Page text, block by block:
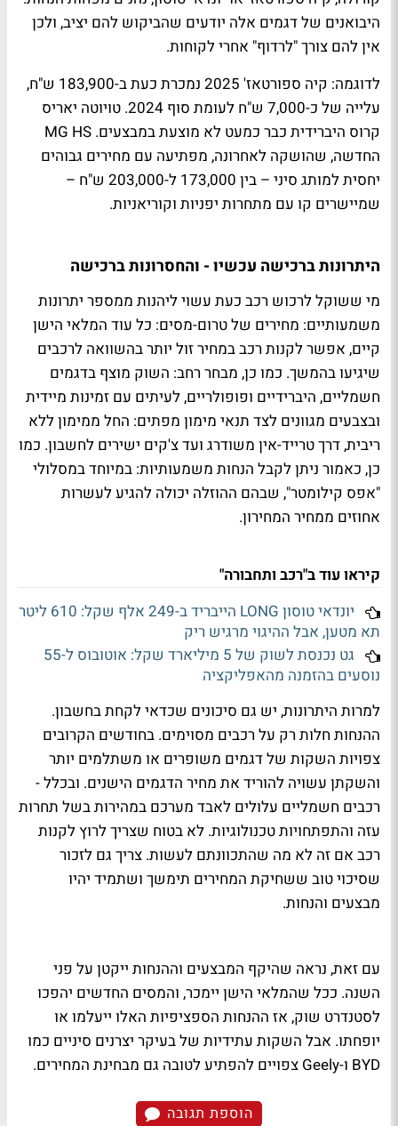
היבואנים של דגמים אלה יודעים שהביקוש להם יציב, ולכן
אין להם צורך "לרדוף" אחרי לקוחות.
לדוגמה: קיה ספורטאז' 2025 נמכרת כעת ב-183,900 ש"ח,
עלייה של כ-7,000 ש"ח לעומת סוף 2024. טויוטה יאריס
קרוס היברידית כבר כמעט לא מוצעת במבצעים. MG HS
החדשה, שהושקה לאחרונה, מפתיעה עם מחירים גבוהים
יחסית למותג סיני – בין 173,000 ל-203,000 ש"ח –
שמיישרים קו עם מתחרות יפניות וקוריאניות.
היתרונות ברכישה עכשיו - והחסרונות ברכישה
מי ששוקל לרכוש רכב כעת עשוי ליהנות ממספר יתרונות
משמעותיים: מחירים של טרום-מסים: כל עוד המלאי הישן
קיים, אפשר לקנות רכב במחיר זול יותר בהשוואה לרכבים
שיגיעו בהמשך. כמו כן, מבחר רחב: השוק מוצף בדגמים
חשמליים, היברידיים ופופולריים, לעיתים עם זמינות מיידית
ובצבעים מגוונים לצד תנאי מימון מפתים: החל ממימון ללא
ריבית, דרך טרייד-אין משודרג ועד צ'קים ישירים לחשבון. כמו
כן, כאמור ניתן לקבל הנחות משמעותיות: במיוחד במסלולי
"אפס קילומטר", שבהם ההוזלה יכולה להגיע לעשרות
אחוזים ממחיר המחירון.
קיראו עוד ב"רכב ותחבורה"
יונדאי טוסון LONG הייבריד ב-249 אלף שקל: 610 ליטר
תא מטען, אבל ההיגוי מרגיש ריק
גט נכנסת לשוק של 5 מיליארד שקל: אוטובוס ל-55
נוסעים בהזמנה מהאפליקציה
למרות היתרונות, יש גם סיכונים שכדאי לקחת בחשבון.
ההנחות חלות רק על רכבים מסוימים. בחודשים הקרובים
צפויות השקות של דגמים משופרים או משתלמים יותר
והשקתן עשויה להוריד את מחיר הדגמים הישנים. ובכלל -
רכבים חשמליים עלולים לאבד מערכם במהירות בשל תחרות
עזה והתפתחויות טכנולוגיות. לא בטוח שצריך לרוץ לקנות
רכב אם זה לא מה שהתכוונתם לעשות. צריך גם לזכור
שסיכוי טוב ששחיקת המחירים תימשך ושתמיד יהיו
מבצעים והנחות.
עם זאת, נראה שהיקף המבצעים וההנחות ייקטן על פני
השנה. ככל שהמלאי הישן יימכר, והמסים החדשים יהפכו
לסטנדרט שוק, אז ההנחות הספציפיות האלו ייעלמו או
יופחתו. אבל השקות עתידיות של בעיקר יצרנים סיניים כמו
BYD ו-Geely צפויים להפתיע לטובה גם מבחינת המחירים.
הוספת תגובה